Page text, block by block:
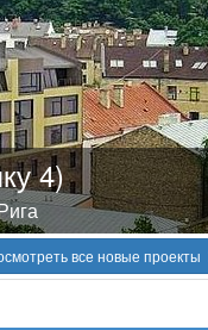
4)
все новые проекты